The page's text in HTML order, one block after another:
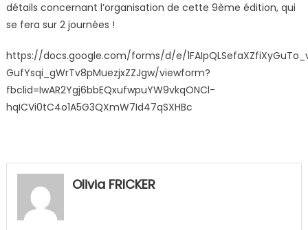
détails concernant l’organisation de cette 9ème édition, qui
se fera sur 2 journées !
https://docs.google.com/forms/d/e/
GufYsqi_gWrTv8pMuezjxZZJgw/viewform?
fbclid=IwAR2Ygj6bbEQxufwpuYW9vkqONCl-
hqICVi0tC4o1A5G3QXmW7Id47qSXHBc
Olivia FRICKER